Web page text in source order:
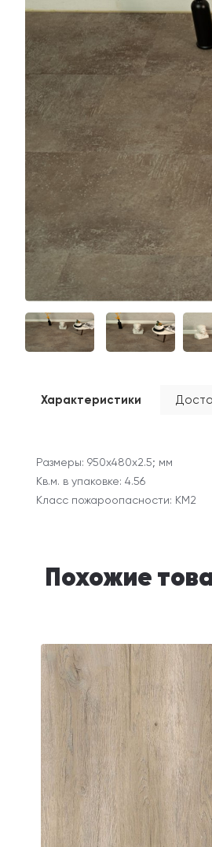
Характеристики
Размеры: 950х480х2.5; мм
Кв.м. в упаковке: 4.56
Класс пожароопасности: КМ2
Похожие